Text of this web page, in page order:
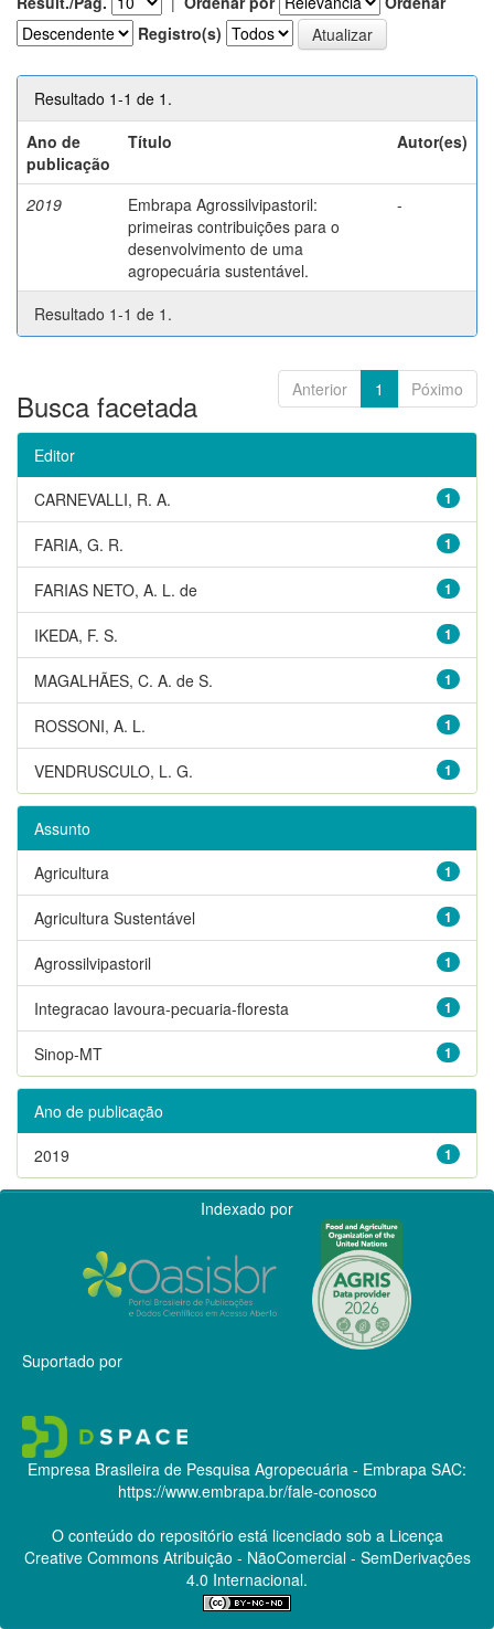
Registro(s)
Resultado 1-1 de 1.
Ano de
publicação
Título Autor(es)
2019
Embrapa Agrossilvipastoril:
primeiras contribuições para o
desenvolvimento de uma
agropecuária sustentável.
-
Resultado 1-1 de 1.
Anterior 1 Póximo
Busca facetada
Editor
1
CARNEVALLI, R. A.
1
FARIA, G. R.
1
FARIAS NETO, A. L. de
1
IKEDA, F. S.
1
MAGALHÃES, C. A. de S.
1
ROSSONI, A. L.
1
VENDRUSCULO, L. G.
Assunto
1
Agricultura
1
Agricultura Sustentável
1
Agrossilvipastoril
1
Integracao lavoura-pecuaria-floresta
1
Sinop-MT
Ano de publicação
1
2019
Indexado por
Suportado por
Empresa Brasileira de Pesquisa Agropecuária - Embrapa SAC:
https://www.embrapa.br/fale-conosco
O conteúdo do repositório está licenciado sob a Licença
Creative CommonsAtribuição - NãoComercial - SemDerivações
4.0 Internacional.